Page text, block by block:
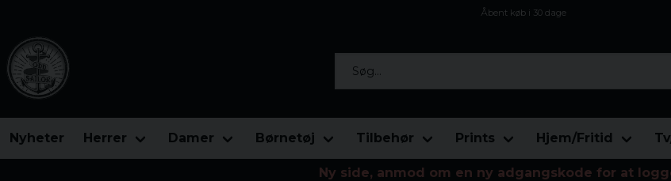
Åbent køb i 30 dage
Nyheter Herrer Damer Børnetøj Tilbehør Prints Hjem/Fritid
Ny side, anmod om en ny adgangskode for at